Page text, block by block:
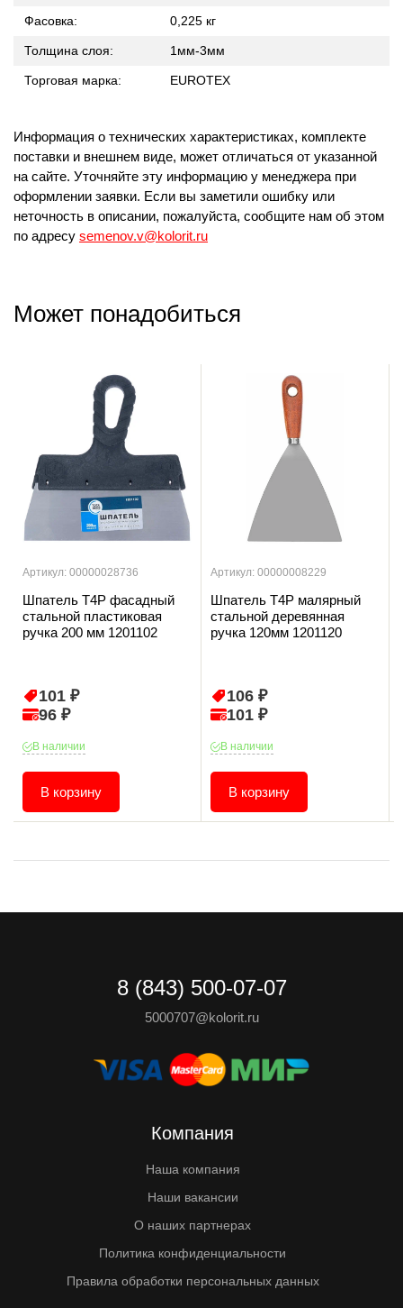
Фасовка: 0,225 кг
Толщина слоя: 1мм-3мм
Торговая марка: EUROTEX
Информация о технических характеристиках, комплекте
поставки и внешнем виде, может отличаться от указанной
на сайте. Уточняйте эту информацию у менеджера при
оформлении заявки. Если вы заметили ошибку или
неточность в описании, пожалуйста, сообщите нам об этом
по адресу semenov.v@kolorit.ru
Может понадобиться
Артикул: 00000028736
Шпатель T4P фасадный
стальной пластиковая
ручка 200 мм 1201102
101 ₽
96 ₽
В наличии
В корзину
Артикул: 00000008229
Шпатель T4P малярный
стальной деревянная
ручка 120мм 1201120
106 ₽
101 ₽
В наличии
В корзину
8 (843) 500-07-07
5000707@kolorit.ru
Компания
Наша компания
Наши вакансии
О наших партнерах
Политика конфиденциальности
Правила обработки персональных данных